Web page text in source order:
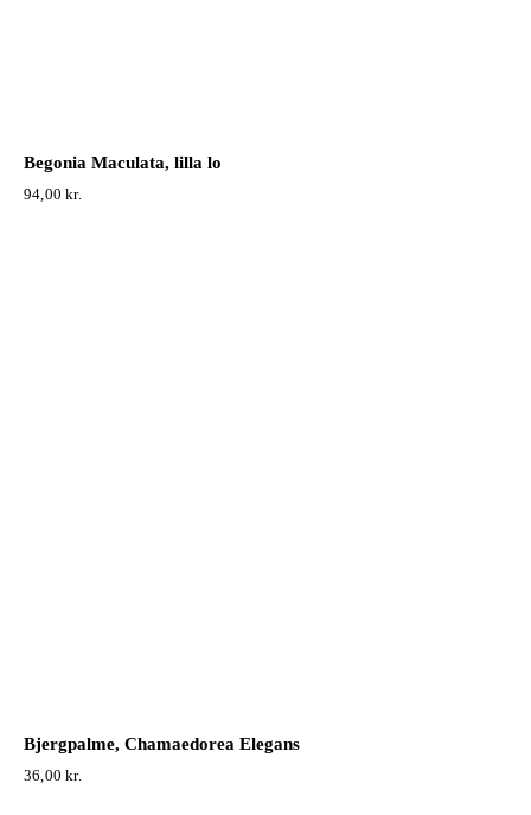
Begonia Maculata, lilla lo
94,00kr.
Bjergpalme, Chamaedorea Elegans
36,00kr.